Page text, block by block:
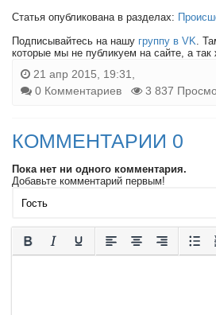
Статья опубликована в разделах:
Подписывайтесь на нашу группу в VK.
которые мы не публикуем на сайте, а так
21 апр 2015, 19:31,
0 Комментариев
3 837
КОММЕНТАРИИ 0
Пока нет ни одного комментария.
Добавьте комментарий первым!